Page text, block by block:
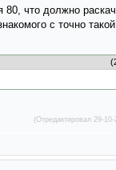
что должно
с точно
(Отредактировал 29-